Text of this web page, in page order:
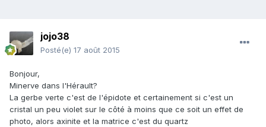
jojo38
Posté(e) 17 août 2015
Bonjour,
Minerve dans l'Hérault?
La gerbe verte c'est de l'épidote et certainement si c'est un
cristal un peu violet sur le côté à moins que ce soit un effet de
photo, alors axinite et la matrice c'est du quartz